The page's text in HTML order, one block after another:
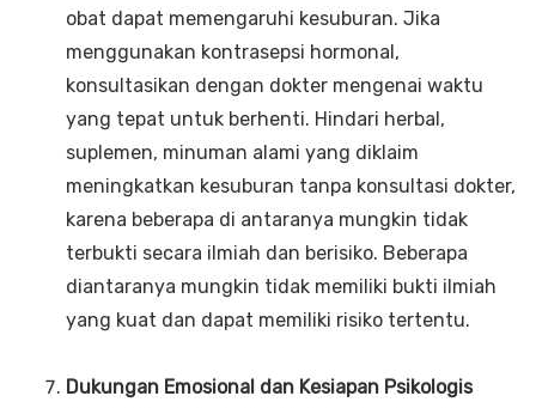
obat dapat memengaruhi kesuburan. Jika
menggunakan kontrasepsi hormonal,
konsultasikan dengan dokter mengenai waktu
yang tepat untuk berhenti. Hindari herbal,
suplemen, minuman alami yang diklaim
meningkatkan kesuburan tanpa konsultasi dokter,
karena beberapa di antaranya mungkin tidak
terbukti secara ilmiah dan berisiko. Beberapa
diantaranya mungkin tidak memiliki bukti ilmiah
yang kuat dan dapat memiliki risiko tertentu.
Dukungan Emosional dan Kesiapan Psikologis